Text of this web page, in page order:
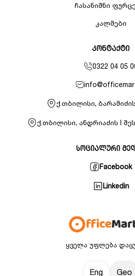
ყველა უფლება
Eng Geo
ჩასანიშნი
კალმები
კონტაქტი
0322 04 05
ქ.თბილისი,
ქ.თბილისი, ანდრიაძის I
სოციალური
Facebook
Linkedin